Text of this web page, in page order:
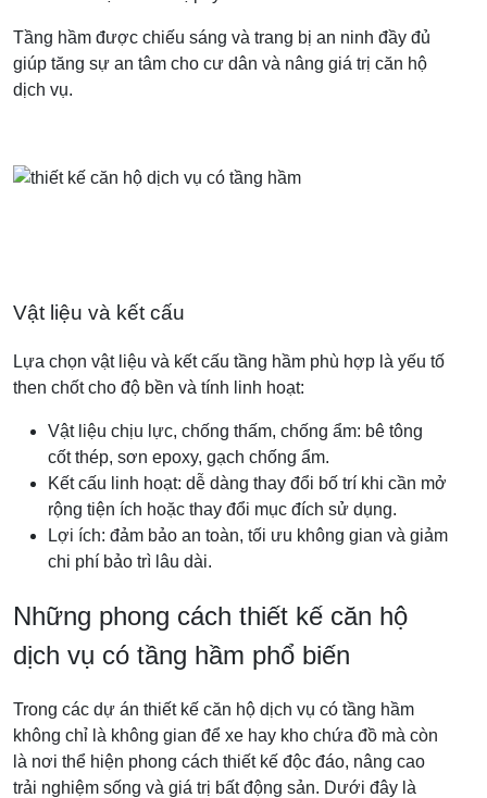
Tầng hầm được chiếu sáng và trang bị an ninh đầy đủ
giúp tăng sự an tâm cho cư dân và nâng giá trị căn hộ
dịch vụ.
Vật liệu và kết cấu
Lựa chọn vật liệu và kết cấu tầng hầm phù hợp là yếu tố
then chốt cho độ bền và tính linh hoạt:
Vật liệu chịu lực, chống thấm, chống ẩm: bê tông
cốt thép, sơn epoxy, gạch chống ẩm.
Kết cấu linh hoạt: dễ dàng thay đổi bố trí khi cần mở
rộng tiện ích hoặc thay đổi mục đích sử dụng.
Lợi ích: đảm bảo an toàn, tối ưu không gian và giảm
chi phí bảo trì lâu dài.
Những phong cách thiết kế căn hộ
dịch vụ có tầng hầm phổ biến
Trong các dự án thiết kế căn hộ dịch vụ có tầng hầm
không chỉ là không gian để xe hay kho chứa đồ mà còn
là nơi thể hiện phong cách thiết kế độc đáo, nâng cao
trải nghiệm sống và giá trị bất động sản. Dưới đây là